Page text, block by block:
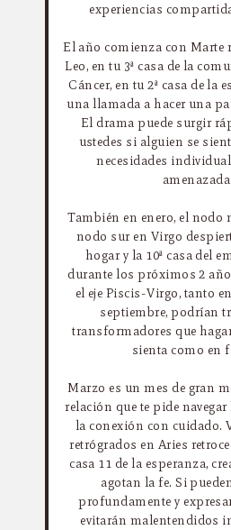
experiencias
El año comienza con Marte
Leo, en tu 3ª casa de la
Cáncer, en tu 2ª casa de la
una llamada a hacer una
El drama puede surgir
ustedes si alguien se
necesidades
También en enero, el nodo
nodo sur en Virgo
hogar y la 10ª casa del
durante los próximos 2
el eje Piscis-Virgo, tanto
septiembre, podrían
transformadores que
sienta como en
Marzo es un mes de gran
relación que te pide
la conexión con cuidado.
retrógrados en Aries
casa 11 de la esperanza,
agotan la fe. Si
profundamente y
evitarán malentendidos